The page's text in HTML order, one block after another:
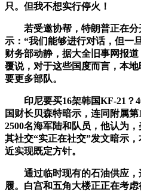
只。但我不想实行停火！
若受邀协帮，特朗普正在分
示：“我们能够进行对话，但一
财务部动静，据大全旧事网报
覆说，对于这些国度而言，本
要更多部队。
印尼要买16架韩国KF-21？
国财长贝森特暗示，连同附属
2500名海军陆和队员，他认为
其社交“实正在社交”发文暗示
近实现既定方针。
通过临时现有的石油供应，
履。白宫和五角大楼正正在考